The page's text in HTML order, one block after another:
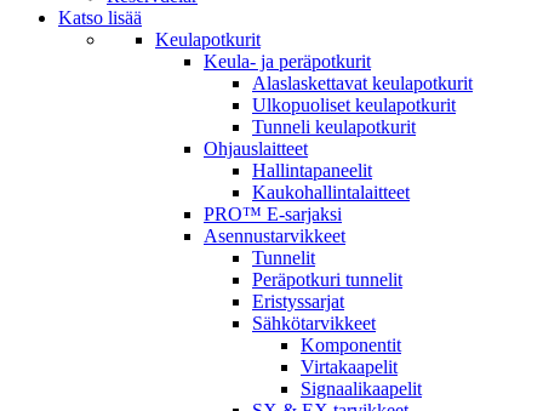
Katso lisää
Keulapotkurit
Keula- ja peräpotkurit
Alaslaskettavat keulapotkurit
Ulkopuoliset keulapotkurit
Tunneli keulapotkurit
Ohjauslaitteet
Hallintapaneelit
Kaukohallintalaitteet
PRO™ E-sarjaksi
Asennustarvikkeet
Tunnelit
Peräpotkuri tunnelit
Eristyssarjat
Sähkötarvikkeet
Komponentit
Virtakaapelit
Signaalikaapelit